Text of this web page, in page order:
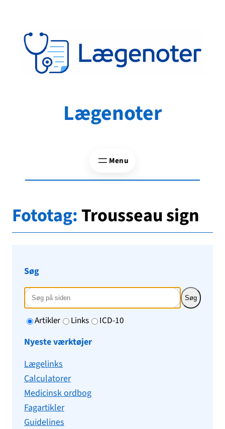
indhold
Lægenoter
Fototag:Trousseau sign
Søg
Søg
Artikler Links
ICD-10
Nyeste værktøjer
Lægelinks
Calculatorer
Medicinsk ordbog
Fagartikler
Guidelines